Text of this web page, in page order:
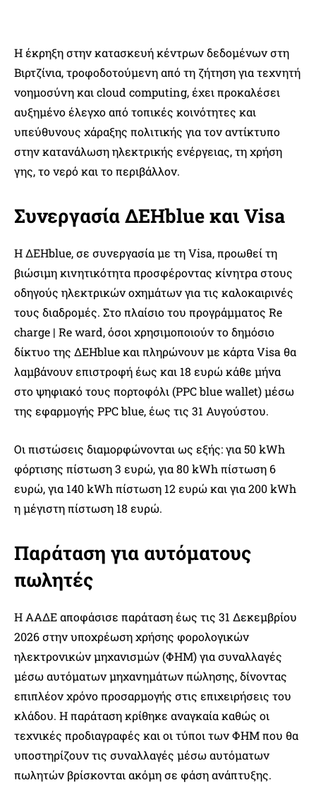
Η έκρηξη στην κατασκευή κέντρων δεδομένων στη
Βιρτζίνια, τροφοδοτούμενη από τη ζήτηση για τεχνητή
νοημοσύνη και cloud computing, έχει προκαλέσει
αυξημένο έλεγχο από τοπικές κοινότητες και
υπεύθυνους χάραξης πολιτικής για τον αντίκτυπο
στην κατανάλωση ηλεκτρικής ενέργειας, τη χρήση
γης, το νερό και το περιβάλλον.
Συνεργασία ΔΕΗblue και Visa
Η ΔΕΗblue, σε συνεργασία με τη Visa, προωθεί τη
βιώσιμη κινητικότητα προσφέροντας κίνητρα στους
οδηγούς ηλεκτρικών οχημάτων για τις καλοκαιρινές
τους διαδρομές. Στο πλαίσιο του προγράμματος Re
charge | Re ward, όσοι χρησιμοποιούν το δημόσιο
δίκτυο της ΔΕΗblue και πληρώνουν με κάρτα Visa θα
λαμβάνουν επιστροφή έως και 18 ευρώ κάθε μήνα
στο ψηφιακό τους πορτοφόλι (PPC blue wallet) μέσω
της εφαρμογής PPC blue, έως τις 31 Αυγούστου.
Οι πιστώσεις διαμορφώνονται ως εξής: για 50 kWh
φόρτισης πίστωση 3 ευρώ, για 80 kWh πίστωση 6
ευρώ, για 140 kWh πίστωση 12 ευρώ και για 200 kWh
η μέγιστη πίστωση 18 ευρώ.
Παράταση για αυτόματους
πωλητές
Η ΑΑΔΕ αποφάσισε παράταση έως τις 31 Δεκεμβρίου
2026 στην υποχρέωση χρήσης φορολογικών
ηλεκτρονικών μηχανισμών (ΦΗΜ) για συναλλαγές
μέσω αυτόματων μηχανημάτων πώλησης, δίνοντας
επιπλέον χρόνο προσαρμογής στις επιχειρήσεις του
κλάδου. Η παράταση κρίθηκε αναγκαία καθώς οι
τεχνικές προδιαγραφές και οι τύποι των ΦΗΜ που θα
υποστηρίζουν τις συναλλαγές μέσω αυτόματων
πωλητών βρίσκονται ακόμη σε φάση ανάπτυξης.